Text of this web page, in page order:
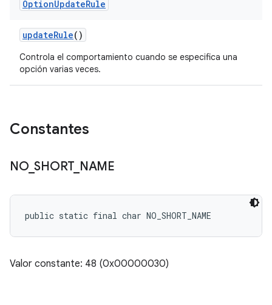
OptionUpdateRule
updateRule()
Controla el comportamiento cuando se especifica una
opción varias veces.
Constantes
NO_SHORT_ NAME
public static final char NO_SHORT_NAME
Valor constante: 48 (0x00000030)